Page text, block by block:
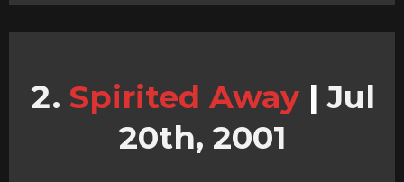
Spirited Away | Jul
20th, 2001